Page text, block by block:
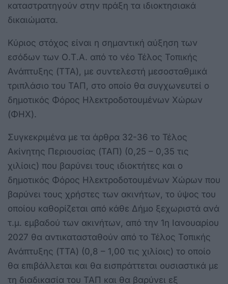
καταστρατηγούν στην πράξη τα ιδιοκτησιακά
δικαιώματα.
Κύριος στόχος είναι η σημαντική αύξηση των
εσόδων των Ο.Τ.Α. από το νέο Τέλος Τοπικής
Ανάπτυξης (ΤΤΑ), με συντελεστή μεσοσταθμικά
τριπλάσιο του ΤΑΠ, στο οποίο θα συγχωνευτεί ο
δημοτικός Φόρος Ηλεκτροδοτουμένων Χώρων
(ΦΗΧ).
Συγκεκριμένα με τα άρθρα 32-36 το Τέλος
Ακίνητης Περιουσίας (ΤΑΠ) (0,25 – 0,35 τις
χιλίοις) που βαρύνει τους ιδιοκτήτες και ο
δημοτικός Φόρος Ηλεκτροδοτουμένων Χώρων που
βαρύνει τους χρήστες των ακινήτων, το ύψος του
οποίου καθορίζεται από κάθε Δήμο ξεχωριστά ανά
τ.μ. εμβαδού των ακινήτων, από την 1η Ιανουαρίου
2027 θα αντικατασταθούν από το Τέλος Τοπικής
Ανάπτυξης (ΤΤΑ) (0,8 – 1,00 τις χιλίοις) το οποίο
θα επιβάλλεται και θα εισπράττεται ουσιαστικά με
τη διαδικασία του ΤΑΠ και θα βαρύνει εξ